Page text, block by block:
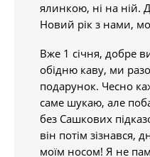
ялинкою, ні на ній.
Новий рік з нами,
Вже 1 січня, добре
обідню каву, ми
подарунок. Чесно
саме шукаю, але
без Сашкових
він потім зізнався,
моїм носом! Я не